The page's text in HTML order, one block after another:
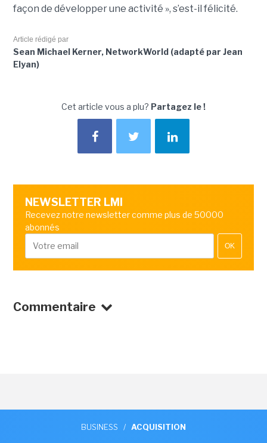
façon de développer une activité », s’est-il félicité.
Article rédigé par
Sean Michael Kerner, NetworkWorld (adapté par Jean
Elyan)
Cet article vous a plu? Partagez le !
NEWSLETTER LMI
Recevez notre newsletter comme plus de 50000
abonnés
OK
Commentaire
BUSINESS / ACQUISITION